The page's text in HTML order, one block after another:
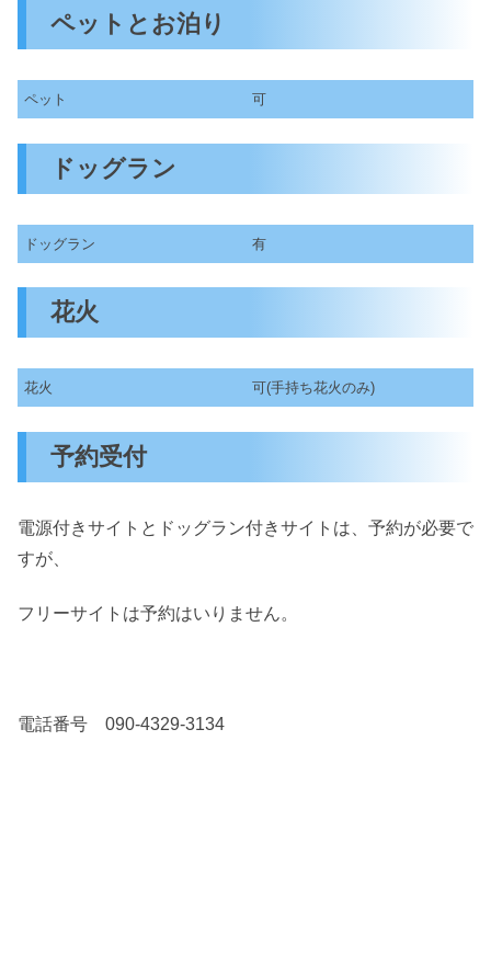
ペットとお泊り
ペット 可
ドッグラン
ドッグラン 有
花火
花火 可(手持ち花火のみ)
予約受付
電源付きサイトとドッグラン付きサイトは、予約が必要で
すが、
フリーサイトは予約はいりません。
電話番号 090-4329-3134